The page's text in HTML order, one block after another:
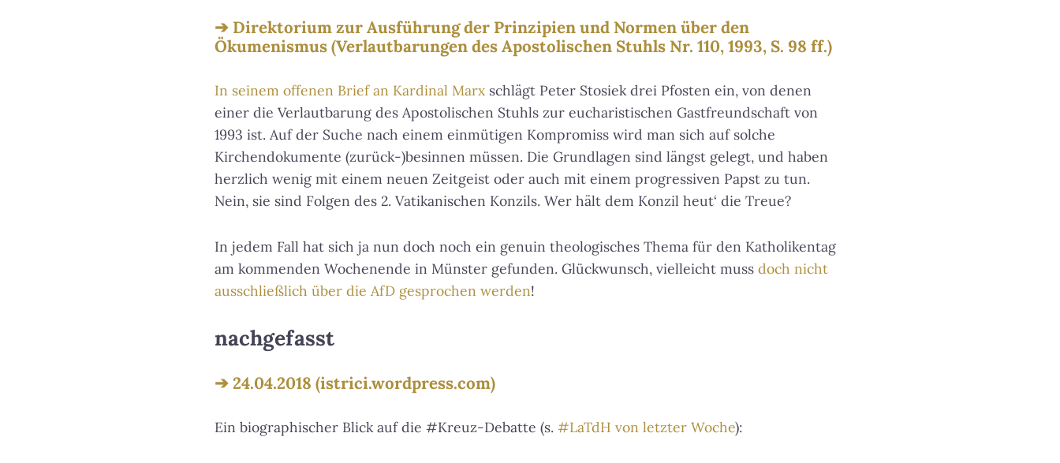
Direktorium zur Ausführung der Prinzipien und Normen über den
Ökumenismus (Verlautbarungen des Apostolischen Stuhls Nr. 110, 1993, S. 98 ff.)
In seinem offenen Brief an Kardinal Marx schlägt Peter Stosiek drei Pfosten ein, von denen
einer die Verlautbarung des Apostolischen Stuhls zur eucharistischen Gastfreundschaft von
1993 ist. Auf der Suche nach einem einmütigen Kompromiss wird man sich auf solche
Kirchendokumente (zurück-)besinnen müssen. Die Grundlagen sind längst gelegt, und haben
herzlich wenig mit einem neuen Zeitgeist oder auch mit einem progressiven Papst zu tun.
Nein, sie sind Folgen des 2. Vatikanischen Konzils. Wer hält dem Konzil heut‘ die Treue?
In jedem Fall hat sich ja nun doch noch ein genuin theologisches Thema für den Katholikentag
am kommenden Wochenende in Münster gefunden. Glückwunsch, vielleicht muss doch nicht
ausschließlich über die AfD gesprochen werden!
nachgefasst
24.04.2018 (istrici.wordpress.com)
Ein biographischer Blick auf die #Kreuz-Debatte (s. #LaTdH von letzter Woche):